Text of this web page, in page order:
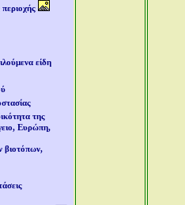
είδη
της
Ευρώπη,
βιοτόπων,